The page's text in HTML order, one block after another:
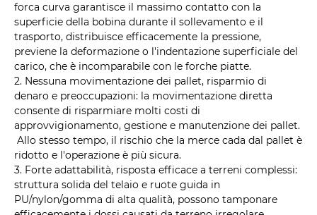
forca curva garantisce il massimo contatto con la
superficie della bobina durante il sollevamento e il
trasporto, distribuisce efficacemente la pressione,
previene la deformazione o l'indentazione superficiale del
carico, che è incomparabile con le forche piatte.
2. Nessuna movimentazione dei pallet, risparmio di
denaro e preoccupazioni: la movimentazione diretta
consente di risparmiare molti costi di
approvvigionamento, gestione e manutenzione dei pallet.
Allo stesso tempo, il rischio che la merce cada dal pallet è
ridotto e l'operazione è più sicura.
3. Forte adattabilità, risposta efficace a terreni complessi:
struttura solida del telaio e ruote guida in
PU/nylon/gomma di alta qualità, possono tamponare